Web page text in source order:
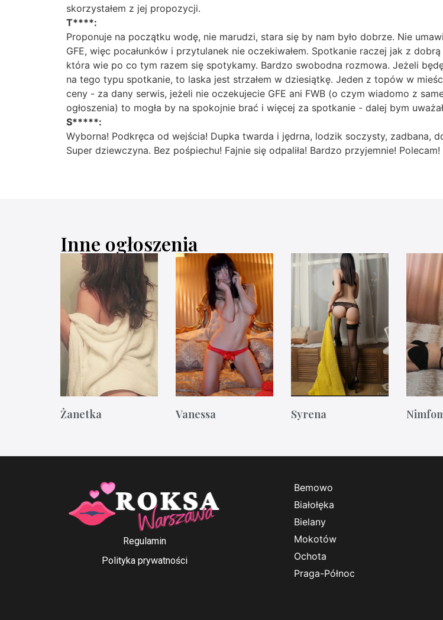
skorzystałem z jej propozycji.
T****:
Proponuje na początku wodę, nie marudzi, stara się by nam było dobrze. Nie
GFE, więc pocałunków i przytulanek nie oczekiwałem. Spotkanie raczej jak z
która wie po co tym razem się spotykamy. Bardzo swobodna rozmowa. Jeżeli
na tego typu spotkanie, to laska jest strzałem w dziesiątkę. Jeden z topów w
ceny - za dany serwis, jeżeli nie oczekujecie GFE ani FWB (o czym wiadomo z
ogłoszenia) to mogła by na spokojnie brać i więcej za spotkanie - dalej bym
S*****:
Wyborna! Podkręca od wejścia! Dupka twarda i jędrna, lodzik soczysty, zadbana,
Super dziewczyna. Bez pośpiechu! Fajnie się odpaliła! Bardzo przyjemnie! Polecam!
Inne ogłoszenia
Żanetka Vanessa Syrena
Regulamin
Polityka prywatności
Bemowo
Białołęka
Bielany
Mokotów
Ochota
Praga-Północ